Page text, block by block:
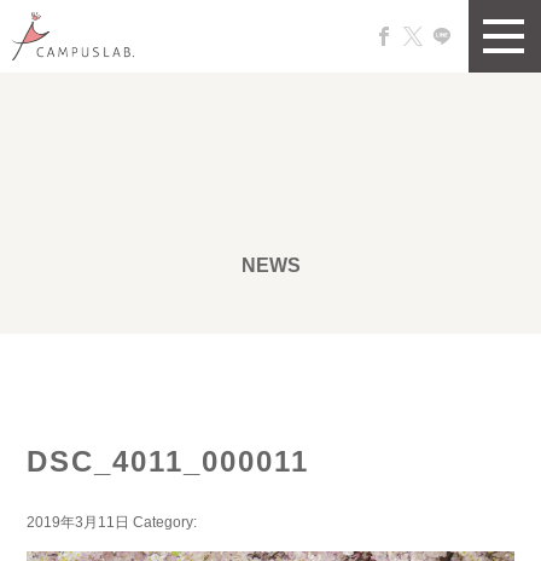
NEWS
DSC_4011_000011
2019年3月11日 Category: